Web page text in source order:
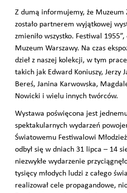
Z dumą informujemy, że Muzeum
zostało partnerem wyjątkowej
zmieniło wszystko. Festiwal
Muzeum Warszawy. Na czas
dzieł z naszej kolekcji, w tym
takich jak Edward Koniuszy, Jerzy
Bereś, Janina Karwowska,
Nowicki i wielu innych twórców.
Wystawa poświęcona jest
spektakularnych wydarzeń
Światowemu Festiwalowi
odbył się w dniach 31 lipca – 14
niezwykłe wydarzenie
tysięcy młodych ludzi z całego
realizował cele propagandowe,